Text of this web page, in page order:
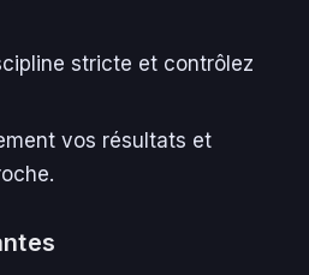
stricte et contrôlez
vos résultats et